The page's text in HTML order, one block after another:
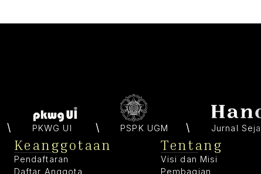
PKWG UI PSPK UGM Jurnal
Keanggotaan
Pendaftaran
Daftar Anggota
Tentang
Visi dan Misi
Pembagian